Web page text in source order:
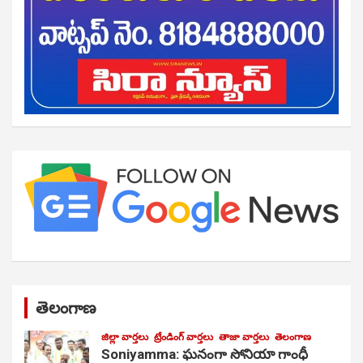
తెలంగాణ
జిల్లా వార్తలు ట్రేండింగ్ వార్తలు తాజా వార్తలు తెలంగాణ
Soniyamma: ఘ‌నంగా సోనియా గాంధీ